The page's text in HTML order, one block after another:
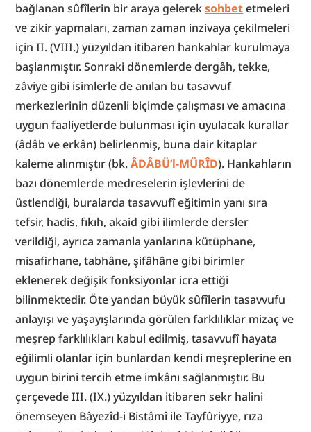
bağlanan sûfîlerin bir araya gelerek sohbet etmeleri
ve zikir yapmaları, zaman zaman inzivaya çekilmeleri
için II. (VIII.) yüzyıldan itibaren hankahlar kurulmaya
başlanmıştır. Sonraki dönemlerde dergâh, tekke,
zâviye gibi isimlerle de anılan bu tasavvuf
merkezlerinin düzenli biçimde çalışması ve amacına
uygun faaliyetlerde bulunması için uyulacak kurallar
(âdâb ve erkân) belirlenmiş, buna dair kitaplar
kaleme alınmıştır (bk. ÂDÂBÜ’l-MÜRÎD). Hankahların
bazı dönemlerde medreselerin işlevlerini de
üstlendiği, buralarda tasavvufî eğitimin yanı sıra
tefsir, hadis, fıkıh, akaid gibi ilimlerde dersler
verildiği, ayrıca zamanla yanlarına kütüphane,
misafirhane, tabhâne, şifâhâne gibi birimler
eklenerek değişik fonksiyonlar icra ettiği
bilinmektedir. Öte yandan büyük sûfîlerin tasavvufu
anlayışı ve yaşayışlarında görülen farklılıklar mizaç ve
meşrep farklılıkları kabul edilmiş, tasavvufî hayata
eğilimli olanlar için bunlardan kendi meşreplerine en
uygun birini tercih etme imkânı sağlanmıştır. Bu
çerçevede III. (IX.) yüzyıldan itibaren sekr halini
önemseyen Bâyezîd-i Bistâmî ile Tayfûriyye, rıza